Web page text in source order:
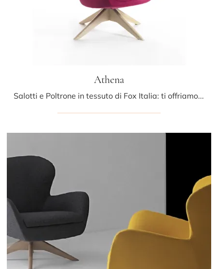
Athena
Salotti e Poltrone in tessuto di Fox Italia: ti offriamo il modello Athena in tessuto per completare i tuoi spazi.